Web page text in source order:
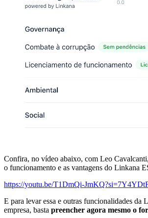
Confira, no vídeo abaixo, com Leo
o funcionamento e as vantagens do Linkana
https://youtu.be/T1DmQi-
E para levar essa e outras funcionalidades da
empresa, basta preencher agora mesmo o